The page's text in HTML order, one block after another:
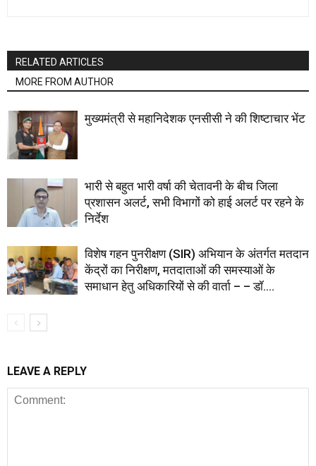
RELATED ARTICLES
MORE FROM AUTHOR
मुख्यमंत्री से महानिदेशक एनसीसी ने की शिष्टाचार भेंट
भारी से बहुत भारी वर्षा की चेतावनी के बीच जिला
प्रशासन अलर्ट, सभी विभागों को हाई अलर्ट पर रहने के
निर्देश
विशेष गहन पुनरीक्षण (SIR) अभियान के अंतर्गत मतदान
केंद्रों का निरीक्षण, मतदाताओं की समस्याओं के
समाधान हेतु अधिकारियों से की वार्ता – – डॉ....
LEAVE A REPLY